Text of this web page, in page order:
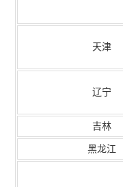
天津
辽宁
吉林
黑龙江